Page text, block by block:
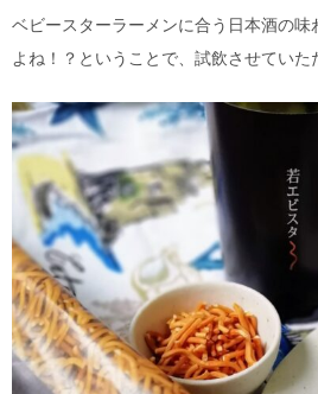
ベビースターラーメンに合う日本酒の
よね！？ということで、試飲させていた